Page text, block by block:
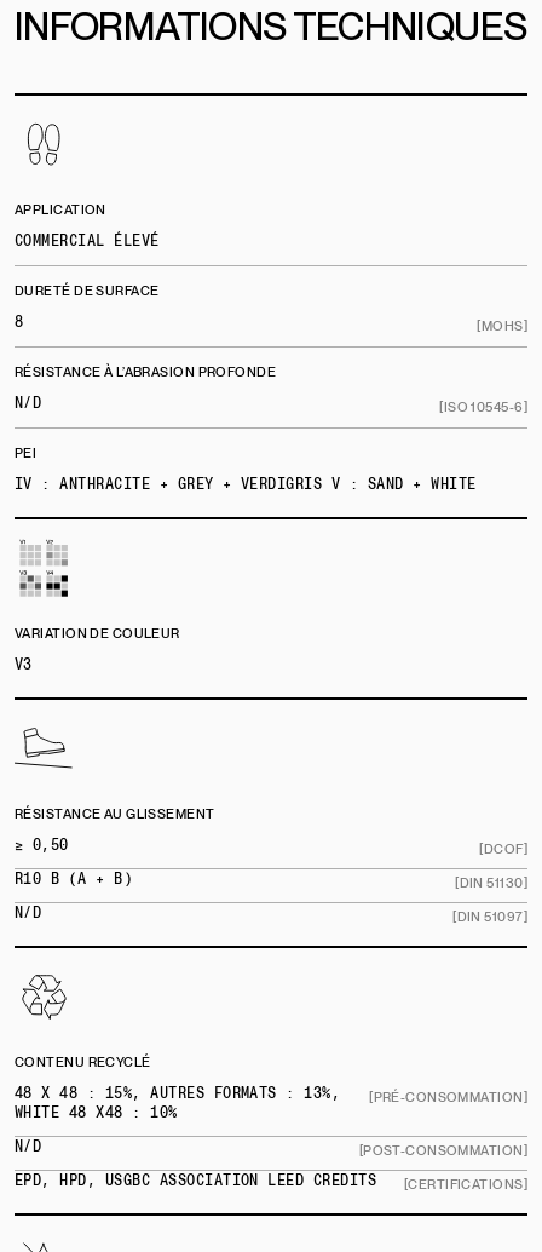
INFORMATIONS TECHNIQUES
APPLICATION
COMMERCIAL ÉLEVÉ
DURETÉ DE SURFACE
8
[MOHS]
RÉSISTANCE À L’ABRASION PROFONDE
N/D
[ISO 10545-6]
PEI
IV : ANTHRACITE + GREY + VERDIGRIS V : SAND + WHITE
VARIATION DE COULEUR
V3
RÉSISTANCE AU GLISSEMENT
≥ 0,50
[DCOF]
R10 B (A + B)
[DIN 51130]
N/D
[DIN 51097]
CONTENU RECYCLÉ
48 X 48 : 15%, AUTRES FORMATS : 13%,
WHITE 48 X48 : 10%
[PRÉ-CONSOMMATION]
N/D
[POST-CONSOMMATION]
EPD, HPD, USGBC ASSOCIATION LEED CREDITS
[CERTIFICATIONS]